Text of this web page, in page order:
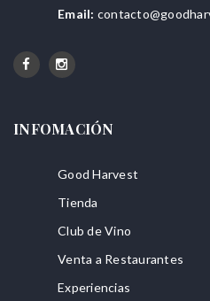
Email:
INFOMACIÓN
Good Harvest
Tienda
Club de Vino
Venta a Restaurantes
Experiencias